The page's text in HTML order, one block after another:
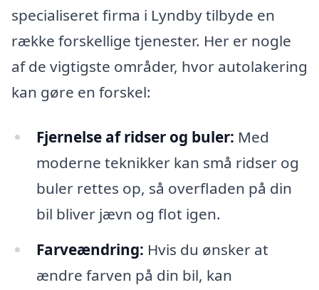
specialiseret firma i Lyndby tilbyde en
række forskellige tjenester. Her er nogle
af de vigtigste områder, hvor autolakering
kan gøre en forskel:
Fjernelse af ridser og buler: Med
moderne teknikker kan små ridser og
buler rettes op, så overfladen på din
bil bliver jævn og flot igen.
Farveændring: Hvis du ønsker at
ændre farven på din bil, kan